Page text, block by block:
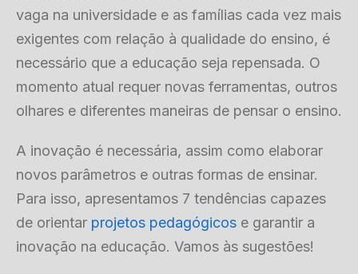
vaga na universidade e as famílias cada vez mais
exigentes com relação à qualidade do ensino, é
necessário que a educação seja repensada. O
momento atual requer novas ferramentas, outros
olhares e diferentes maneiras de pensar o ensino.
A inovação é necessária, assim como elaborar
novos parâmetros e outras formas de ensinar.
Para isso, apresentamos 7 tendências capazes
de orientar projetos pedagógicos e garantir a
inovação na educação. Vamos às sugestões!